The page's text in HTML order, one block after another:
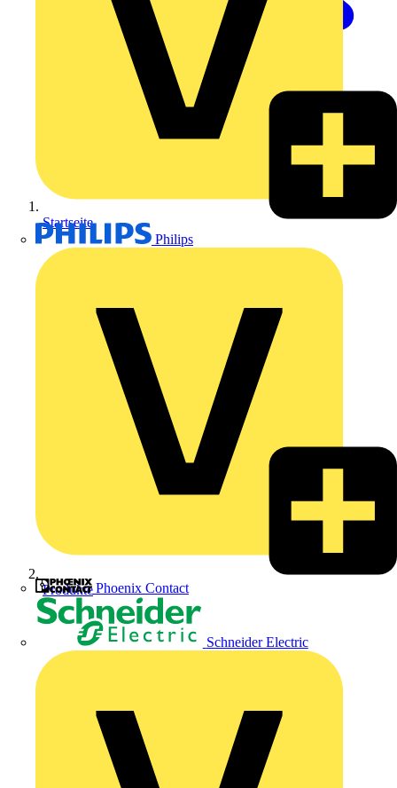
Philips
Phoenix Contact
Schneider Electric
Startseite
Produkte